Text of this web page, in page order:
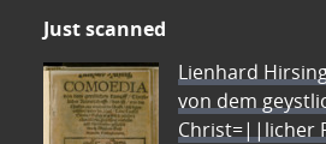
Just scanned
Lienhard
von dem
Christ=||licher